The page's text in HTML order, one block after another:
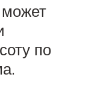
может
по